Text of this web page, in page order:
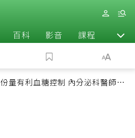
百科 影音 課程 退休
量有利血糖控制 內分泌科醫師最